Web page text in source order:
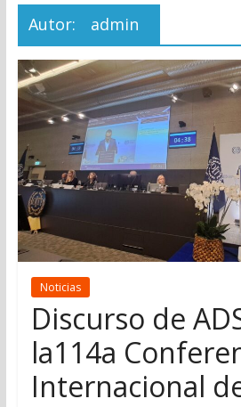
Autor: admin
Noticias
Discurso de
la114a
Internacional